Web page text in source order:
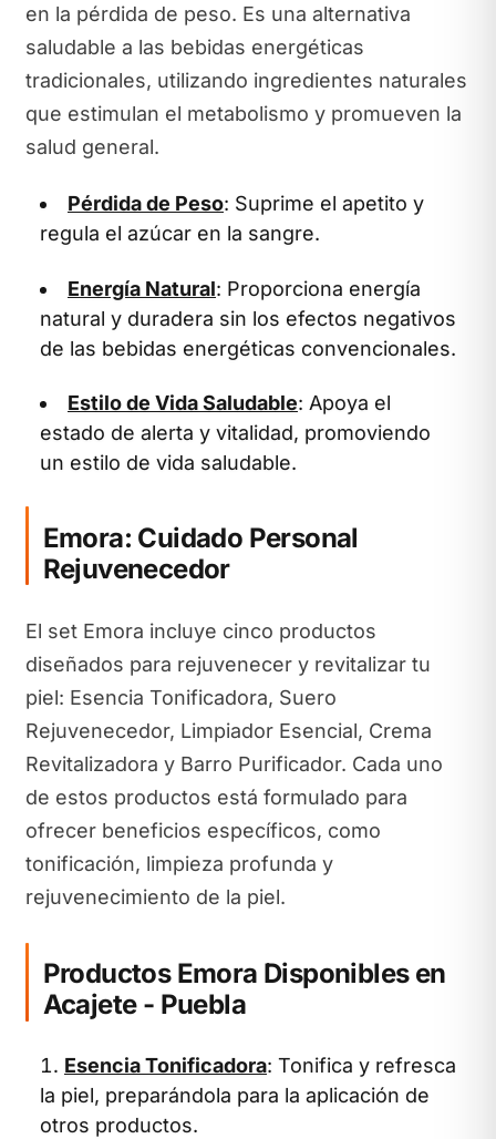
en la pérdida de peso. Es una alternativa
saludable a las bebidas energéticas
tradicionales, utilizando ingredientes naturales
que estimulan el metabolismo y promueven la
salud general.
Pérdida de Peso: Suprime el apetito y
regula el azúcar en la sangre.
Energía Natural: Proporciona energía
natural y duradera sin los efectos negativos
de las bebidas energéticas convencionales.
Estilo de Vida Saludable: Apoya el
estado de alerta y vitalidad, promoviendo
un estilo de vida saludable.
Emora: Cuidado Personal
Rejuvenecedor
El set Emora incluye cinco productos
diseñados para rejuvenecer y revitalizar tu
piel: Esencia Tonificadora, Suero
Rejuvenecedor, Limpiador Esencial, Crema
Revitalizadora y Barro Purificador. Cada uno
de estos productos está formulado para
ofrecer beneficios específicos, como
tonificación, limpieza profunda y
rejuvenecimiento de la piel.
Productos Emora Disponibles en
Acajete - Puebla
Esencia Tonificadora: Tonifica y refresca
la piel, preparándola para la aplicación de
otros productos.